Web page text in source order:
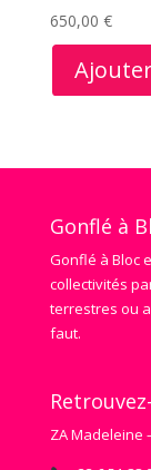
650,00 €
Gonflé à
Gonflé à Bloc
collectivités
terrestres ou
faut.
ZA Madeleine